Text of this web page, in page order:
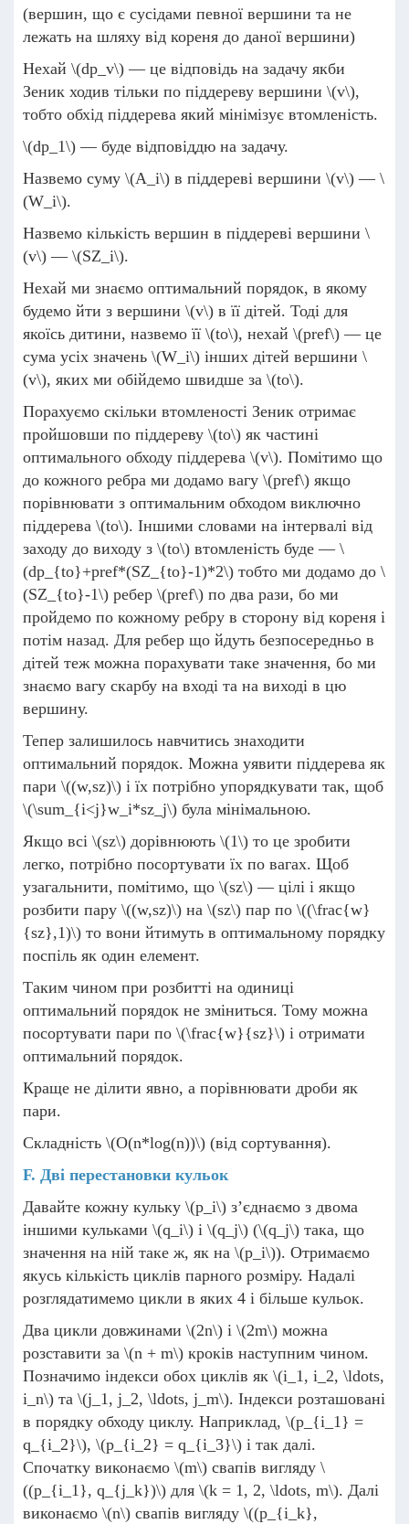
(вершин, що є сусідами певної вершини та не
лежать на шляху від кореня до даної вершини)
Нехай \(dp_v\) — це відповідь на задачу якби
Зеник ходив тільки по піддереву вершини \(v\),
тобто обхід піддерева який мінімізує втомленість.
\(dp_1\) — буде відповіддю на задачу.
Назвемо суму \(A_i\) в піддереві вершини \(v\) — \
(W_i\).
Назвемо кількість вершин в піддереві вершини \
(v\) — \(SZ_i\).
Нехай ми знаємо оптимальний порядок, в якому
будемо йти з вершини \(v\) в її дітей. Тоді для
якоїсь дитини, назвемо її \(to\), нехай \(pref\) — це
сума усіх значень \(W_i\) інших дітей вершини \
(v\), яких ми обійдемо швидше за \(to\).
Порахуємо скільки втомленості Зеник отримає
пройшовши по піддереву \(to\) як частині
оптимального обходу піддерева \(v\). Помітимо що
до кожного ребра ми додамо вагу \(pref\) якщо
порівнювати з оптимальним обходом виключно
піддерева \(to\). Іншими словами на інтервалі від
заходу до виходу з \(to\) втомленість буде — \
(dp_{to}+pref*(SZ_{to}-1)*2\) тобто ми додамо до \
(SZ_{to}-1\) ребер \(pref\) по два рази, бо ми
пройдемо по кожному ребру в сторону від кореня і
потім назад. Для ребер що йдуть безпосередньо в
дітей теж можна порахувати таке значення, бо ми
знаємо вагу скарбу на вході та на виході в цю
вершину.
Тепер залишилось навчитись знаходити
оптимальний порядок. Можна уявити піддерева як
пари \((w,sz)\) і їх потрібно упорядкувати так, щоб
\(\sum_{i<j}w_i*sz_j\) була мінімальною.
Якщо всі \(sz\) дорівнюють \(1\) то це зробити
легко, потрібно посортувати їх по вагах. Щоб
узагальнити, помітимо, що \(sz\) — цілі і якщо
розбити пару \((w,sz)\) на \(sz\) пар по \((\frac{w}
{sz},1)\) то вони йтимуть в оптимальному порядку
поспіль як один елемент.
Таким чином при розбитті на одиниці
оптимальний порядок не зміниться. Тому можна
посортувати пари по \(\frac{w}{sz}\) і отримати
оптимальний порядок.
Краще не ділити явно, а порівнювати дроби як
пари.
Складність \(O(n*log(n))\) (від сортування).
F. Дві перестановки кульок
Давайте кожну кульку \(p_i\) з’єднаємо з двома
іншими кульками \(q_i\) і \(q_j\) (\(q_j\) така, що
значення на ній таке ж, як на \(p_i\)). Отримаємо
якусь кількість циклів парного розміру. Надалі
розглядатимемо цикли в яких 4 і більше кульок.
Два цикли довжинами \(2n\) і \(2m\) можна
розставити за \(n + m\) кроків наступним чином.
Позначимо індекси обох циклів як \(i_1, i_2, \ldots,
i_n\) та \(j_1, j_2, \ldots, j_m\). Індекси розташовані
в порядку обходу циклу. Наприклад, \(p_{i_1} =
q_{i_2}\), \(p_{i_2} = q_{i_3}\) і так далі.
Спочатку виконаємо \(m\) свапів вигляду \
((p_{i_1}, q_{j_k})\) для \(k = 1, 2, \ldots, m\). Далі
виконаємо \(n\) свапів вигляду \((p_{i_k},